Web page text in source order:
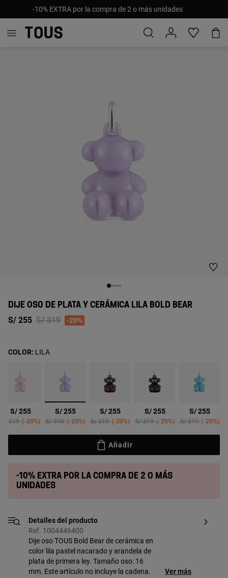
-10% EXTRA por la compra de 2 o más unidades
DIJE OSO DE PLATA Y CERÁMICA LILA BOLD BEAR
S/ 255 Price reduced from
S/ 319to-20%
S/ 255
Price reduced from
S/ 319to-20%
seleccionado
S/ 255
Price reduced from
S/ 319to-20%
S/ 255
Price reduced from
S/ 319to-20%
S/ 255
Price reduced from
S/ 319to-20%
S/ 255
Price reduced
S/ 319to-20%
COLOR: LILA
Añadir
-10% extra por la compra de 2 o más
unidades
Detalles del producto
Ref. 1004446400
Dije oso TOUS Bold Bear de cerámica en
color lila pastel nacarado y arandela de
plata de primera ley. Tamaño oso: 16
mm. Este artículo no incluye la cadena.
Ver más